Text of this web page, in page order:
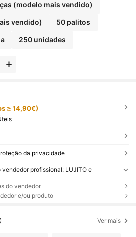
(modelo mais vendido)
vendido) 50 palitos
250 unidades
≥ 14,90€)
da privacidade
vendedor profissional: LUJITO e
do vendedor
e/ou produto
Ver mais